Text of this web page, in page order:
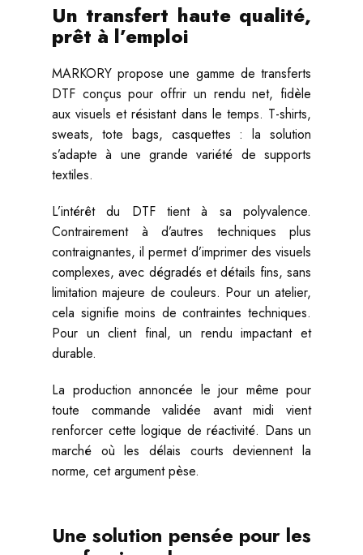
Un transfert haute qualité,
prêt à l’emploi
MARKORY propose une gamme de transferts
DTF conçus pour offrir un rendu net, fidèle
aux visuels et résistant dans le temps. T-shirts,
sweats, tote bags, casquettes : la solution
s’adapte à une grande variété de supports
textiles.
L’intérêt du DTF tient à sa polyvalence.
Contrairement à d’autres techniques plus
contraignantes, il permet d’imprimer des visuels
complexes, avec dégradés et détails fins, sans
limitation majeure de couleurs. Pour un atelier,
cela signifie moins de contraintes techniques.
Pour un client final, un rendu impactant et
durable.
La production annoncée le jour même pour
toute commande validée avant midi vient
renforcer cette logique de réactivité. Dans un
marché où les délais courts deviennent la
norme, cet argument pèse.
Une solution pensée pour les